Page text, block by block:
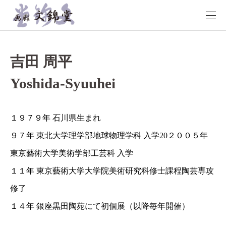
吉田 周平
Yoshida-Syuuhei
１９７９年 石川県生まれ
９７年 東北大学理学部地球物理学科 入学20２００５年
東京藝術大学美術学部工芸科 入学
１１年 東京藝術大学大学院美術研究科修士課程陶芸専攻
修了
１４年 銀座黒田陶苑にて初個展（以降毎年開催）